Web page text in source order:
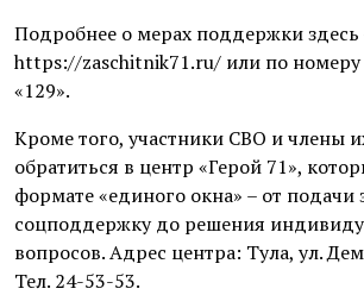
Подробнее о мерах поддержки здесь
https://zaschitnik71.ru/ или по
«129».
Кроме того, участники СВО и члены
обратиться в центр «Герой 71»,
формате «единого окна» – от подачи
соцподдержку до решения
вопросов. Адрес центра: Тула, ул.
Тел. 24-53-53.